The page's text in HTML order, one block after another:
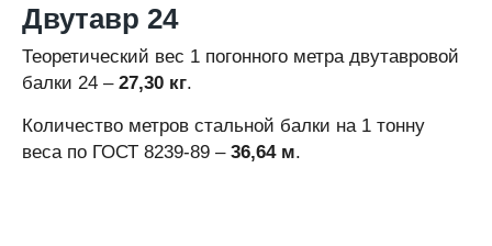
Двутавр 24
Теоретический вес 1 погонного метра двутавровой
балки 24 – 27,30 кг.
Количество метров стальной балки на 1 тонну
веса по ГОСТ 8239-89 – 36,64 м.